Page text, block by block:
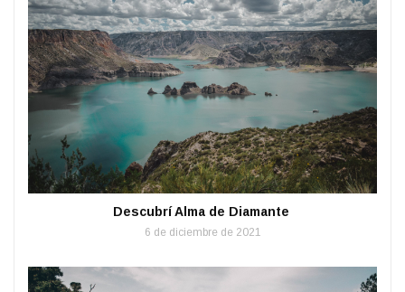
Descubrí Alma de Diamante
6 de diciembre de 2021